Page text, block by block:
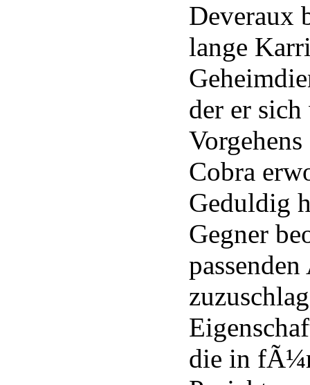
Deveraux
lange
der er sich
Cobra
Geduldig
Gegner
die in